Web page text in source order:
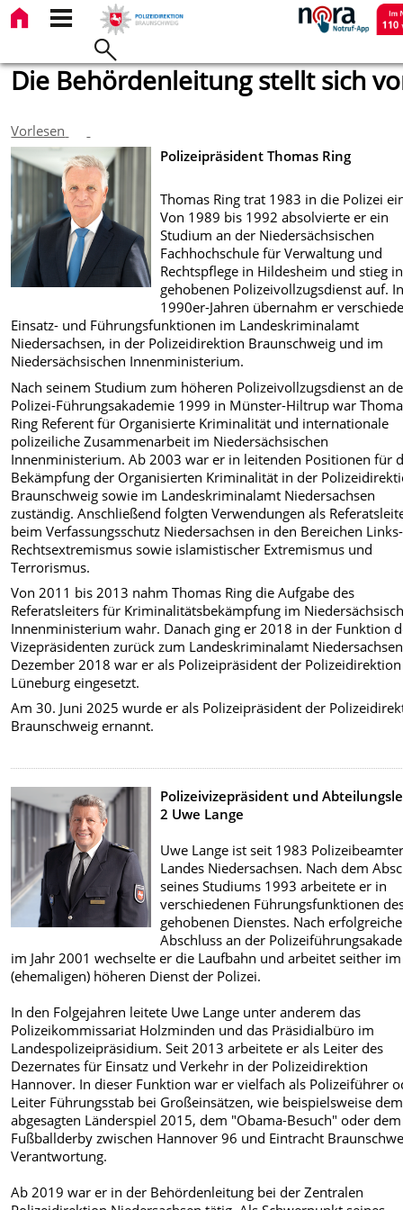
Die Behördenleitung stellt sich
Vorlesen
Polizeipräsident Thomas Ring
Thomas Ring trat 1983 in die Polizei
Von 1989 bis 1992 absolvierte er ein
Studium an der Niedersächsischen
Fachhochschule für Verwaltung und
Rechtspflege in Hildesheim und stieg
gehobenen Polizeivollzugsdienst auf.
1990er-Jahren übernahm er
Einsatz- und Führungsfunktionen im Landeskriminalamt
Niedersachsen, in der Polizeidirektion Braunschweig und im
Niedersächsischen Innenministerium.
Nach seinem Studium zum höheren Polizeivollzugsdienst an
Polizei-Führungsakademie 1999 in Münster-Hiltrup war
Ring Referent für Organisierte Kriminalität und internationale
polizeiliche Zusammenarbeit im Niedersächsischen
Innenministerium. Ab 2003 war er in leitenden Positionen für
Bekämpfung der Organisierten Kriminalität in der
Braunschweig sowie im Landeskriminalamt Niedersachsen
zuständig. Anschließend folgten Verwendungen als
beim Verfassungsschutz Niedersachsen in den Bereichen
Rechtsextremismus sowie islamistischer Extremismus und
Terrorismus.
Von 2011 bis 2013 nahm Thomas Ring die Aufgabe des
Referatsleiters für Kriminalitätsbekämpfung im
Innenministerium wahr. Danach ging er 2018 in der Funktion
Vizepräsidenten zurück zum Landeskriminalamt
Dezember 2018 war er als Polizeipräsident der Polizeidirektion
Lüneburg eingesetzt.
Am 30. Juni 2025 wurde er als Polizeipräsident der
Braunschweig ernannt.
Polizeivizepräsident und
2 Uwe Lange
Uwe Lange ist seit 1983
Landes Niedersachsen. Nach dem
seines Studiums 1993 arbeitete er in
verschiedenen Führungsfunktionen
gehobenen Dienstes. Nach
Abschluss an der
im Jahr 2001 wechselte er die Laufbahn und arbeitet seither im
(ehemaligen) höheren Dienst der Polizei.
In den Folgejahren leitete Uwe Lange unter anderem das
Polizeikommissariat Holzminden und das Präsidialbüro im
Landespolizeipräsidium. Seit 2013 arbeitete er als Leiter des
Dezernates für Einsatz und Verkehr in der Polizeidirektion
Hannover. In dieser Funktion war er vielfach als Polizeiführer
Leiter Führungsstab bei Großeinsätzen, wie beispielsweise dem
abgesagten Länderspiel 2015, dem "Obama-Besuch" oder dem
Fußballderby zwischen Hannover 96 und Eintracht
Verantwortung.
Ab 2019 war er in der Behördenleitung bei der Zentralen